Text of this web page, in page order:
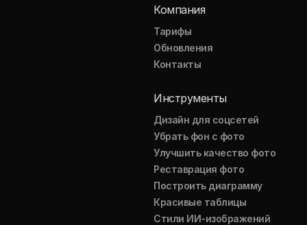
Компания
Тарифы
Обновления
Контакты
Инструменты
Дизайн для соцсетей
Убрать фон с фото
Улучшить качество фото
Реставрация фото
Построить диаграмму
Красивые таблицы
Стили ИИ-изображений